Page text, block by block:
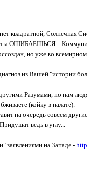
квадратной, Солнечная
ОШИБАЕШЬСЯ...
но уже во
из Вашей "истории
другими Разумами, но нам
(койку в палате).
на очередь совсем
ведь в углу...
заявлениями на Западе -